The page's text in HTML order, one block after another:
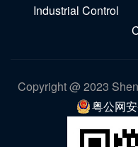
Industrial Control
Copyright @ 2023
粤公网